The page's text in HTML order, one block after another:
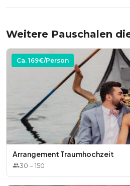
Weitere Pauschalen
Ca. 169€/Person
Arrangement Traumhochzeit
30 –150